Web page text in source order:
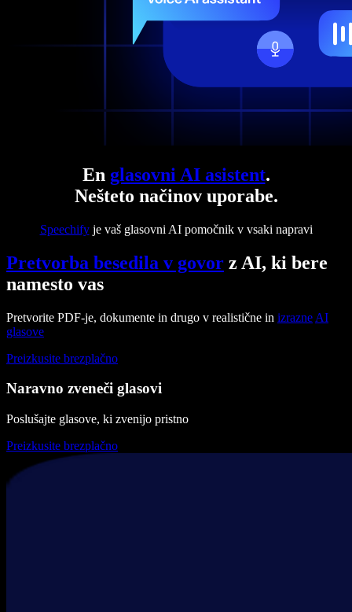
En glasovni AI asistent.
Nešteto načinov uporabe.
Speechifyje vaš glasovni AI pomočnik v vsaki napravi
Pretvorba besedila v govor z AI, ki bere
namesto vas
Pretvorite PDF-je, dokumente in drugo v realistične in izrazne AI
glasove
Preizkusite brezplačno
Naravno zveneči glasovi
Poslušajte glasove, ki zvenijo pristno
Preizkusite brezplačno